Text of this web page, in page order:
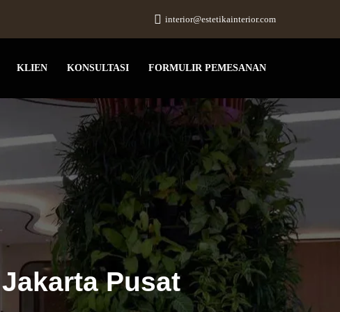
interior@estetikainterior.com
KLIEN KONSULTASI FORMULIR PEMESANAN
Pusat